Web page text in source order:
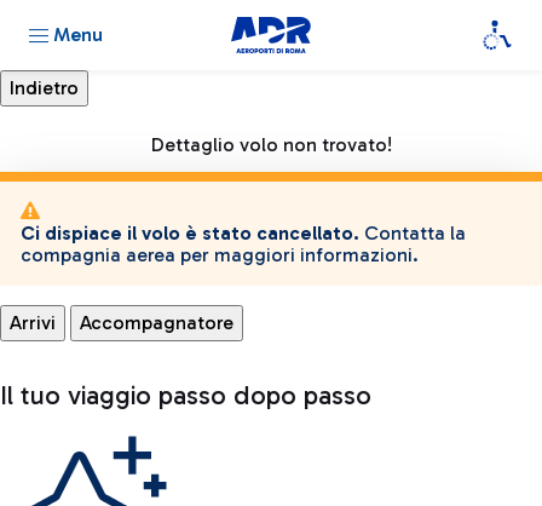
Menu
Dettaglio volo non trovato!
Ci dispiace il volo è stato cancellato. Contatta la
compagnia aerea per maggiori informazioni.
Arrivi Accompagnatore
Il tuo viaggio passo dopo passo